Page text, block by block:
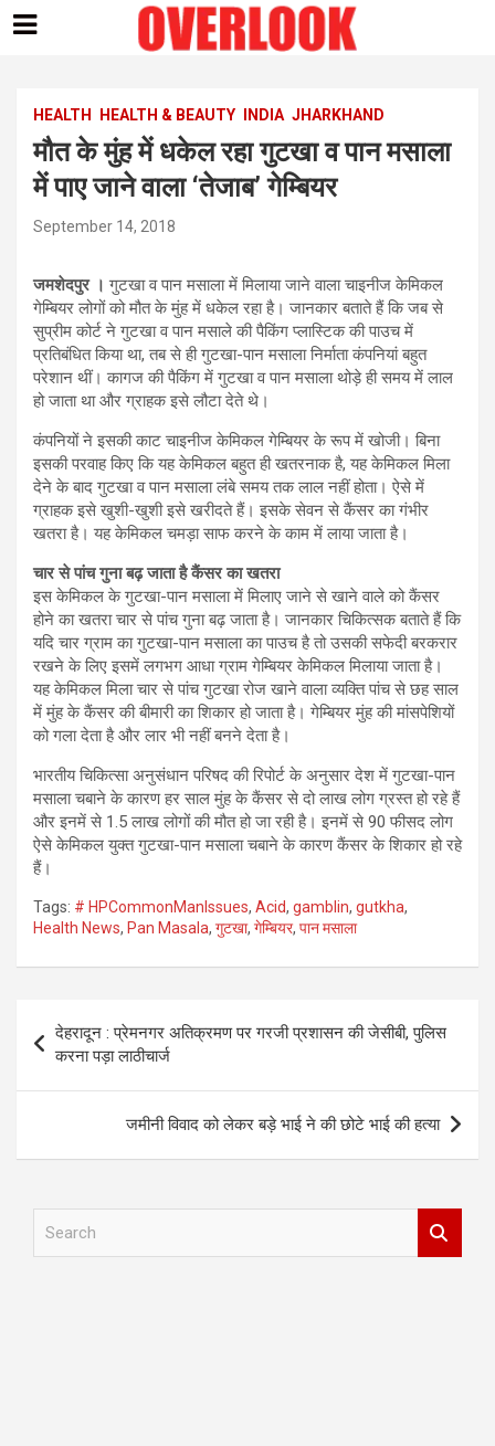
contentHEALTH HEALTH & BEAUTY INDIA JHARKHAND
मौत के मुंह में धकेल रहा गुटखा व पान मसाला
में पाए जाने वाला ‘तेजाब’ गेम्बियर
September 14, 2018
जमशेदपुर । गुटखा व पान मसाला में मिलाया जाने वाला चाइनीज केमिकल
गेम्बियर लोगों को मौत के मुंह में धकेल रहा है। जानकार बताते हैं कि जब से
सुप्रीम कोर्ट ने गुटखा व पान मसाले की पैकिंग प्लास्टिक की पाउच में
प्रतिबंधित किया था, तब से ही गुटखा-पान मसाला निर्माता कंपनियां बहुत
परेशान थीं। कागज की पैकिंग में गुटखा व पान मसाला थोड़े ही समय में लाल
हो जाता था और ग्राहक इसे लौटा देते थे।
कंपनियों ने इसकी काट चाइनीज केमिकल गेम्बियर के रूप में खोजी। बिना
इसकी परवाह किए कि यह केमिकल बहुत ही खतरनाक है, यह केमिकल मिला
देने के बाद गुटखा व पान मसाला लंबे समय तक लाल नहीं होता। ऐसे में
ग्राहक इसे खुशी-खुशी इसे खरीदते हैं। इसके सेवन से कैंसर का गंभीर
खतरा है। यह केमिकल चमड़ा साफ करने के काम में लाया जाता है।
चार से पांच गुना बढ़ जाता है कैंसर का खतरा
इस केमिकल के गुटखा-पान मसाला में मिलाए जाने से खाने वाले को कैंसर
होने का खतरा चार से पांच गुना बढ़ जाता है। जानकार चिकित्सक बताते हैं कि
यदि चार ग्राम का गुटखा-पान मसाला का पाउच है तो उसकी सफेदी बरकरार
रखने के लिए इसमें लगभग आधा ग्राम गेम्बियर केमिकल मिलाया जाता है।
यह केमिकल मिला चार से पांच गुटखा रोज खाने वाला व्यक्ति पांच से छह साल
में मुंह के कैंसर की बीमारी का शिकार हो जाता है। गेम्बियर मुंह की मांसपेशियों
को गला देता है और लार भी नहीं बनने देता है।
भारतीय चिकित्सा अनुसंधान परिषद की रिपोर्ट के अनुसार देश में गुटखा-पान
मसाला चबाने के कारण हर साल मुंह के कैंसर से दो लाख लोग ग्रस्त हो रहे हैं
और इनमें से 1.5 लाख लोगों की मौत हो जा रही है। इनमें से 90 फीसद लोग
ऐसे केमिकल युक्त गुटखा-पान मसाला चबाने के कारण कैंसर के शिकार हो रहे
हैं।
Tags: # HPCommonManIssues, Acid, gamblin, gutkha,
Health News, Pan Masala, गुटखा, गेम्बियर, पान मसाला
Post
navigation
देहरादून : प्रेमनगर अतिक्रमण पर गरजी प्रशासन की जेसीबी, पुलिस
करना पड़ा लाठीचार्ज
जमीनी विवाद को लेकर बड़े भाई ने की छोटे भाई की हत्या